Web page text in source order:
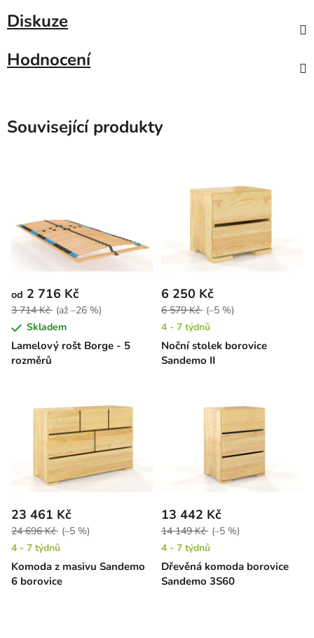
Diskuze
Hodnocení
Související produkty
Lamelový rošt Borge - 5
rozměrů
od 2 716 Kč
3 714 Kč (až –26 %)
Skladem
Noční stolek borovice
Sandemo II
6 250 Kč
6 579 Kč (–5 %)
4 - 7 týdnů
Komoda z masivu Sandemo
6 borovice
23 461 Kč
24 696 Kč (–5 %)
4 - 7 týdnů
Dřevěná komoda borovice
Sandemo 3S60
13 442 Kč
14 149 Kč (–5 %)
4 - 7 týdnů